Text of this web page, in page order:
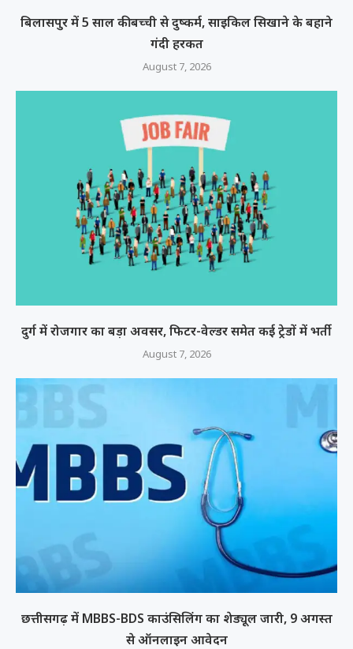
बिलासपुर में 5 साल की बच्ची से दुष्कर्म, साइकिल सिखाने के बहाने
गंदी हरकत
August 7, 2026
दुर्ग में रोजगार का बड़ा अवसर, फिटर-वेल्डर समेत कई ट्रेडों में भर्ती
August 7, 2026
छत्तीसगढ़ में MBBS-BDS काउंसिलिंग का शेड्यूल जारी, 9 अगस्त
से ऑनलाइन आवेदन